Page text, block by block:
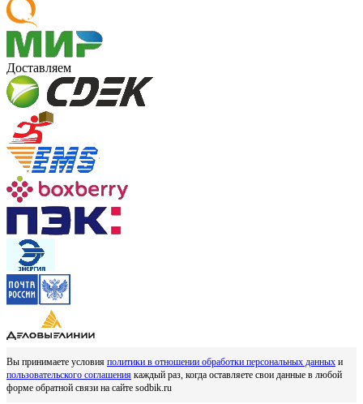
Доставляем
Вы принимаете условия политики в отношении обработки персональных данных и
пользовательского соглашения каждый раз, когда оставляете свои данные в любой
форме обратной связи на сайте sodbik.ru